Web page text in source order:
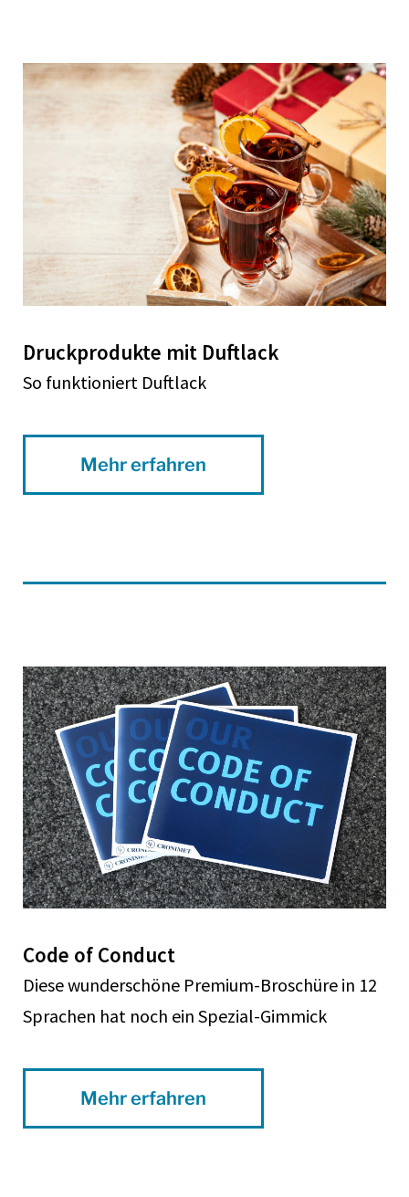
Druckprodukte mit Duftlack
So funktioniert Duftlack
Mehr erfahren
Code of Conduct
Diese wunderschöne Premium-Broschüre in 12
Sprachen hat noch ein Spezial-Gimmick
Mehr erfahren